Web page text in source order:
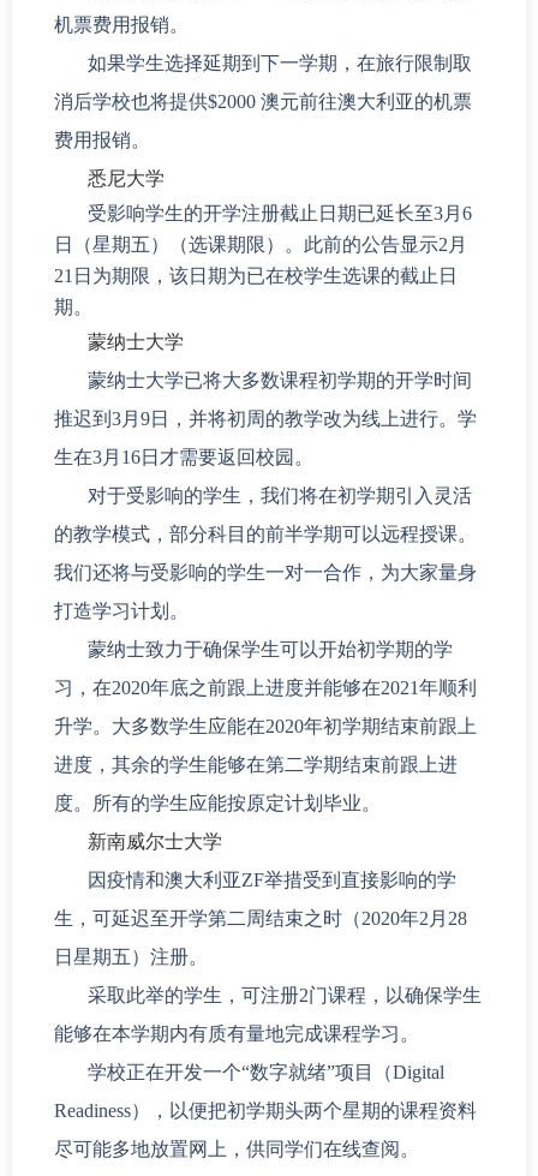
机票费用报销。
如果学生选择延期到下一学期，在旅行限制取
消后学校也将提供$2000 澳元前往澳大利亚的机票
费用报销。
悉尼大学
受影响学生的开学注册截止日期已延长至3月6
日（星期五）（选课期限）。此前的公告显示2月
21日为期限，该日期为已在校学生选课的截止日
期。
蒙纳士大学
蒙纳士大学已将大多数课程初学期的开学时间
推迟到3月9日，并将初周的教学改为线上进行。学
生在3月16日才需要返回校园。
对于受影响的学生，我们将在初学期引入灵活
的教学模式，部分科目的前半学期可以远程授课。
我们还将与受影响的学生一对一合作，为大家量身
打造学习计划。
蒙纳士致力于确保学生可以开始初学期的学
习，在2020年底之前跟上进度并能够在2021年顺利
升学。大多数学生应能在2020年初学期结束前跟上
进度，其余的学生能够在第二学期结束前跟上进
度。所有的学生应能按原定计划毕业。
新南威尔士大学
因疫情和澳大利亚ZF举措受到直接影响的学
生，可延迟至开学第二周结束之时（2020年2月28
日星期五）注册。
采取此举的学生，可注册2门课程，以确保学生
能够在本学期内有质有量地完成课程学习。
学校正在开发一个“数字就绪”项目（Digital
Readiness），以便把初学期头两个星期的课程资料
尽可能多地放置网上，供同学们在线查阅。